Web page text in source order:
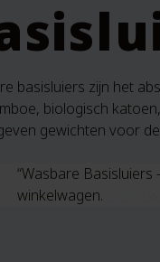
basisluiers zijn het
biologisch
gewichten voor
“Wasbare
winkelwagen.